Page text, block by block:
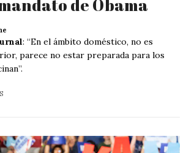
de Obama
: “En el ámbito doméstico, no es
parece no estar preparada para los